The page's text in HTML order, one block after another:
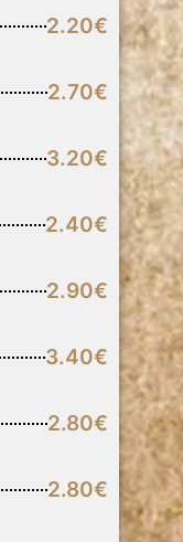
2.20€
2.70€
3.20€
2.40€
2.90€
3.40€
2.80€
2.80€